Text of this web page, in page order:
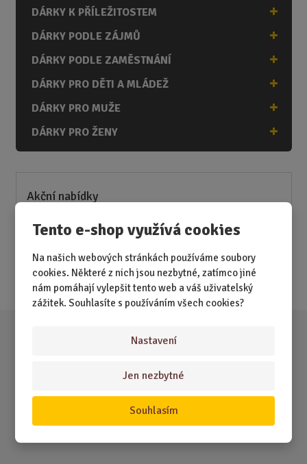
Tento e-shop využívá cookies
Na našich webových stránkách používáme soubory
cookies. Některé z nich jsou nezbytné, zatímco jiné
nám pomáhají vylepšit tento web a váš uživatelský
zážitek. Souhlasíte s používáním všech cookies?
Nastavení
Jen nezbytné
Souhlasím
DÁRKY K PŘÍLEŽITOSTEM
DÁRKY PODLE ZÁJMŮ
DÁRKY PODLE ZAMĚSTNÁNÍ
DÁRKY PRO DĚTI A MLÁDEŽ
DÁRKY PRO MUŽE
DÁRKY PRO ŽENY
Akční nabídky
Novinky
Nejprodávanější
Akce